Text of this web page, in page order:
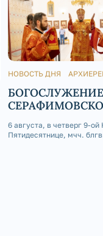
НОВОСТЬ ДНЯ
6 августа, в четверг 9-ой
Пятидесятнице, мчч.